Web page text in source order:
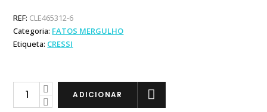
REF: CLE465312-6
Categoria: FATOS MERGULHO
Etiqueta: CRESSI
Cressi
ADICIONAR